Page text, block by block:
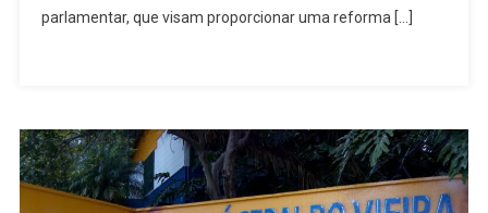
Vieira
parlamentar, que visam proporcionar uma reforma […]